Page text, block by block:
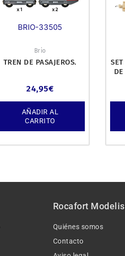
BRIO-33505
Brio
TREN DE PASAJEROS.
24,95€
AÑADIR AL
CARRITO
Rocafort
Quiénes somos
Contacto